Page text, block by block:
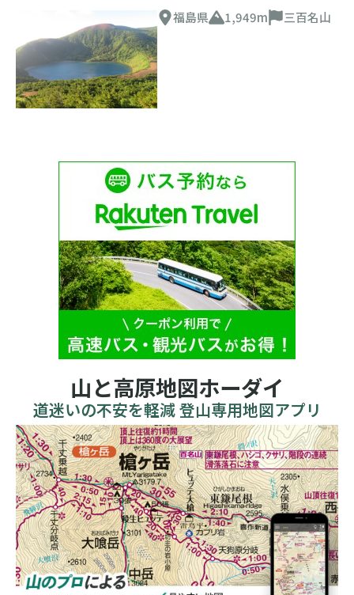
福島県 1,949m 三百名山
山と高原地図ホーダイ
道迷いの不安を軽減 登山専用地図アプリ